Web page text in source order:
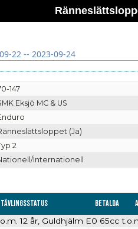
22 -- 2023-09-24
147
Eksjö MC & US
(Ja)
2
Internationell
Tävlingsstatus Betalda
12 år, Guldhjälm E0 65cc